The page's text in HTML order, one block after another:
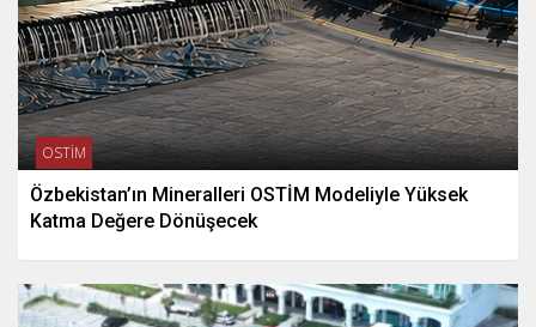
OSTİM
Özbekistan’ın Mineralleri OSTİM Modeliyle Yüksek
Katma Değere Dönüşecek